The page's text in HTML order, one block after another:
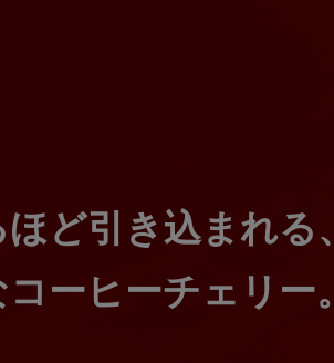
ど引き込まれる
ーヒーチェリー。